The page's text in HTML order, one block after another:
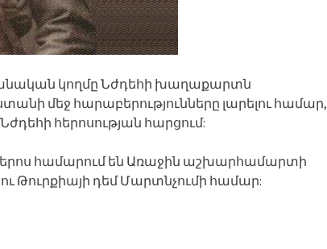
կողմը Նժդեհի խաղաքարտն
մեջ հարաբերությունները լարելու համար,
հերոսության հարցում:
համարում են Առաջին աշխարհամարտի
Թուրքիայի դեմ Մարտնչումի համար: